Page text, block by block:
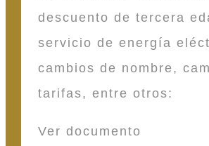
descuento de tercera
servicio de energía
cambios de nombre,
tarifas, entre otros:
Ver documento